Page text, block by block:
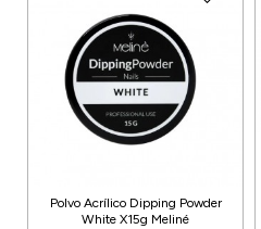
Polvo Acrílico Dipping Powder
White X15g Meliné